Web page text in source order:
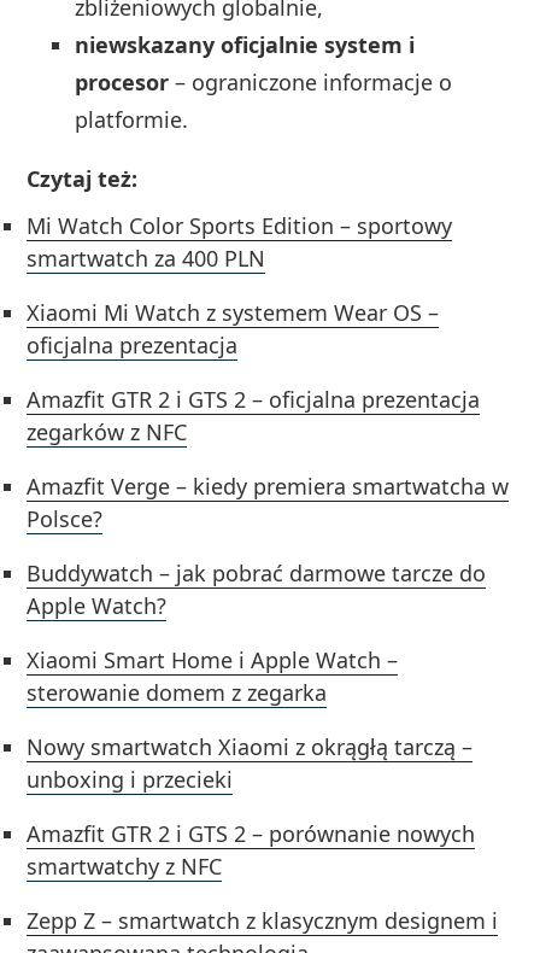
zbliżeniowych globalnie,
niewskazany oficjalnie system i
procesor – ograniczone informacje o
platformie.
Czytaj też:
Mi Watch Color Sports Edition – sportowy
smartwatch za 400 PLN
Xiaomi Mi Watch z systemem Wear OS –
oficjalna prezentacja
Amazfit GTR 2 i GTS 2 – oficjalna prezentacja
zegarków z NFC
Amazfit Verge – kiedy premiera smartwatcha w
Polsce?
Buddywatch – jak pobrać darmowe tarcze do
Apple Watch?
Xiaomi Smart Home i Apple Watch –
sterowanie domem z zegarka
Nowy smartwatch Xiaomi z okrągłą tarczą –
unboxing i przecieki
Amazfit GTR 2 i GTS 2 – porównanie nowych
smartwatchy z NFC
Zepp Z – smartwatch z klasycznym designem i